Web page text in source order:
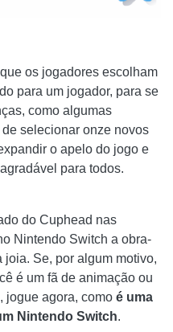
os jogadores escolham
para um jogador, para se
como algumas
selecionar onze novos
o apelo do jogo e
para todos.
do Cuphead nas
Nintendo Switch a obra-
Se, por algum motivo,
é um fã de animação ou
jogue agora, como é uma
Nintendo Switch.